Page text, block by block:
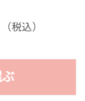
（税込）